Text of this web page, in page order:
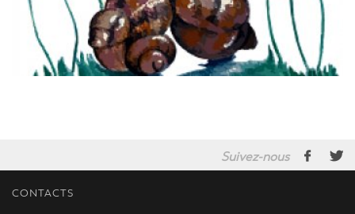
Suivez-nous
CONTACTS